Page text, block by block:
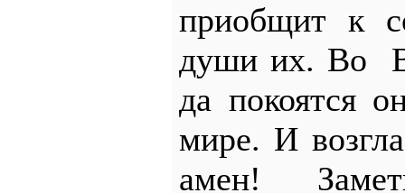
приобщит к
души их. Во
да покоятся
мире. И
амен!